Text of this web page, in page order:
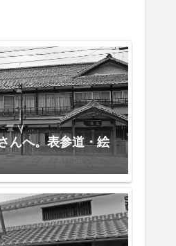
んへ。表参道・絵